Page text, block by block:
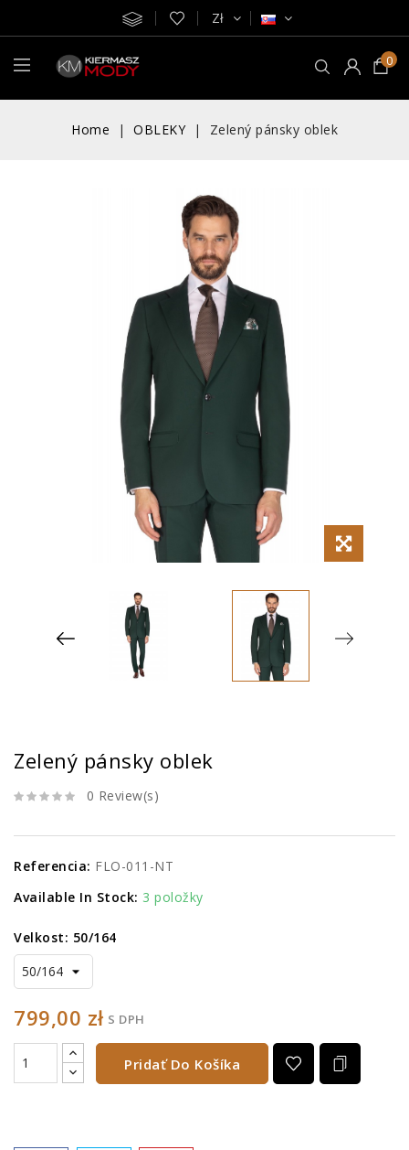
Zł
0
Home OBLEKY Zelený pánsky oblek
Zelený pánsky oblek
0 Review(s)
Referencia: FLO-011-NT
Available In Stock: 3 položky
Velkost: 50/164
799,00 zł S DPH
Pridať Do Košíka